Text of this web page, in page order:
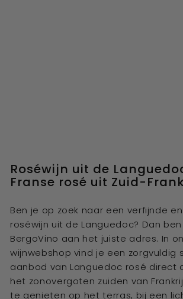
Roséwijn uit de
Franse rosé uit Zuid-
Ben je op zoek naar een verfijnde
roséwijn uit de Languedoc? Dan
BergoVino aan het juiste adres. In
wijnwebshop vind je een zorgvuldig
aanbod van Languedoc rosé direct
het zonovergoten zuiden van
te genieten op het terras, bij een